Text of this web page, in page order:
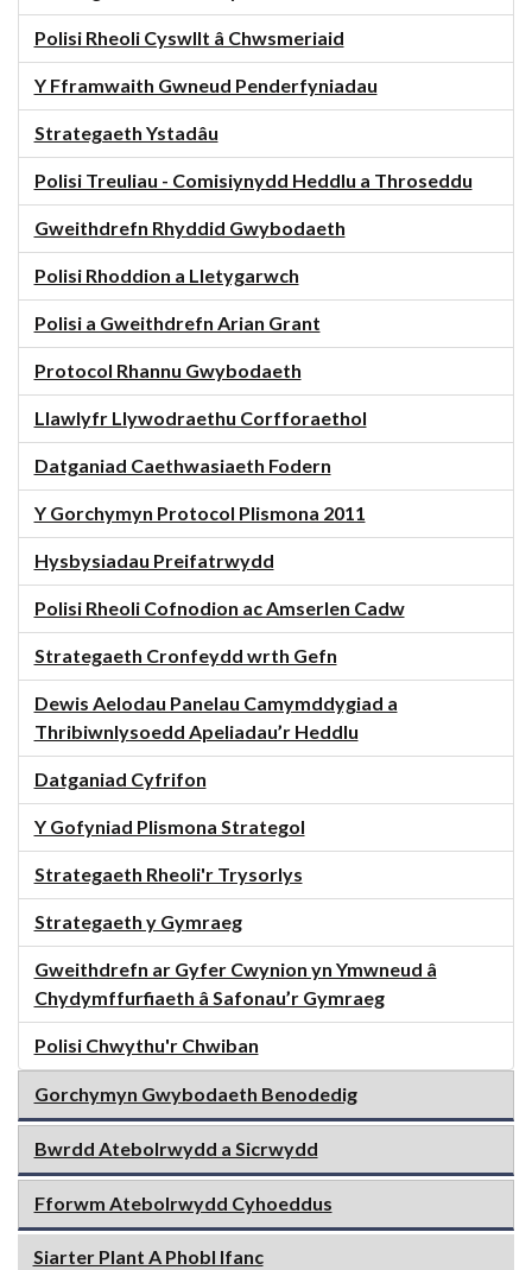
Polisi Rheoli Cyswllt â Chwsmeriaid
Y Fframwaith Gwneud Penderfyniadau
Strategaeth Ystadâu
Polisi Treuliau - Comisiynydd Heddlu a Throseddu
Gweithdrefn Rhyddid Gwybodaeth
Polisi Rhoddion a Lletygarwch
Polisi a Gweithdrefn Arian Grant
Protocol Rhannu Gwybodaeth
Llawlyfr Llywodraethu Corfforaethol
Datganiad Caethwasiaeth Fodern
Y Gorchymyn Protocol Plismona 2011
Hysbysiadau Preifatrwydd
Polisi Rheoli Cofnodion ac Amserlen Cadw
Strategaeth Cronfeydd wrth Gefn
Dewis Aelodau Panelau Camymddygiad a
Thribiwnlysoedd Apeliadau’r Heddlu
Datganiad Cyfrifon
Y Gofyniad Plismona Strategol
Strategaeth Rheoli'r Trysorlys
Strategaeth y Gymraeg
Gweithdrefn ar Gyfer Cwynion yn Ymwneud â
Chydymffurfiaeth â Safonau’r Gymraeg
Polisi Chwythu'r Chwiban
Gorchymyn Gwybodaeth Benodedig
Bwrdd Atebolrwydd a Sicrwydd
Fforwm Atebolrwydd Cyhoeddus
Siarter Plant A Phobl Ifanc